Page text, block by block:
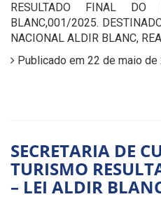
RESULTADO FINAL
BLANC,001/2025.
NACIONAL ALDIR BLANC,
Publicado em 22 de maio de
SECRETARIA DE
TURISMO
– LEI ALDIR